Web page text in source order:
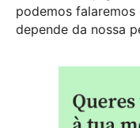
podemos
depende da nossa